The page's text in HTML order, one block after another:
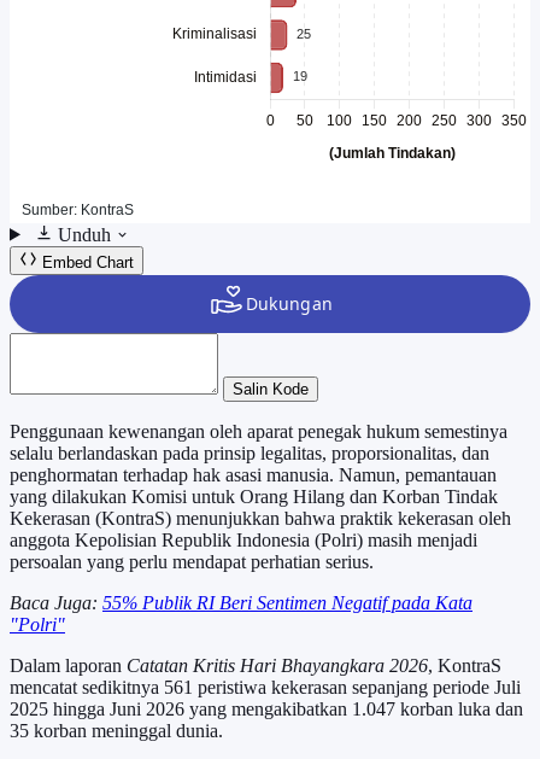
Unduh
Embed Chart
Salin Kode
Penggunaan kewenangan oleh aparat penegak hukum semestinya
selalu berlandaskan pada prinsip legalitas, proporsionalitas, dan
penghormatan terhadap hak asasi manusia. Namun, pemantauan
yang dilakukan Komisi untuk Orang Hilang dan Korban Tindak
Kekerasan (KontraS) menunjukkan bahwa praktik kekerasan oleh
anggota Kepolisian Republik Indonesia (Polri) masih menjadi
persoalan yang perlu mendapat perhatian serius.
Baca Juga: 55% Publik RI Beri Sentimen Negatif pada Kata
"Polri"
Dalam laporan Catatan Kritis Hari Bhayangkara 2026, KontraS
mencatat sedikitnya 561 peristiwa kekerasan sepanjang periode Juli
2025 hingga Juni 2026 yang mengakibatkan 1.047 korban luka dan
35 korban meninggal dunia.